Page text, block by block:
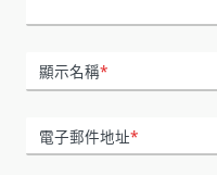
顯示名稱*
電子郵件地址*